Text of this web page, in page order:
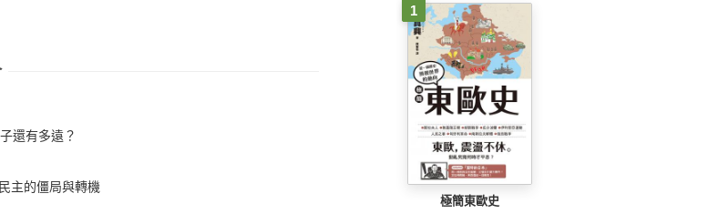
還有多遠？
主的僵局與轉機
1
極簡東歐史